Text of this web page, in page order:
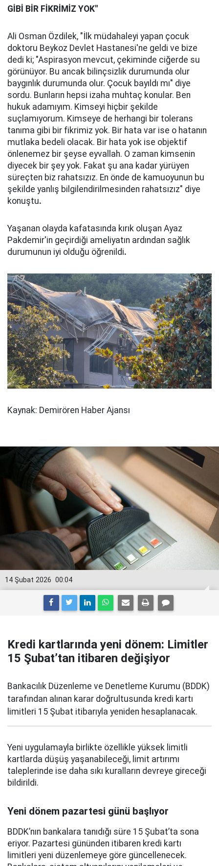
GİBİ BİR FİKRİMİZ YOK"
Ali Osman Özdilek, "İlk müdahaleyi yapan çocuk
doktoru Beykoz Devlet Hastanesi'ne geldi ve bize
dedi ki; "Aspirasyon mevcut, çekiminde ciğerde su
görünüyor. Bu ancak bilinçsizlik durumunda olur
baygınlık durumunda olur. Çocuk bayıldı mı" diye
sordu. Bunların hepsi izaha muhtaç konular. Ben
hukuk adamıyım. Kimseyi hiçbir şekilde
suçlamıyorum. Kimseye de herhangi bir tolerans
tanıma gibi bir fikrimiz yok. Bir hata var ise o hatanın
mutlaka bedeli olacak. Bir hata yok ise objektif
önlenemez bir şeyse eyvallah. O zaman kimsenin
diyecek bir şey yok. Fakat şu ana kadar yürüyen
süreçten biz rahatsızız. En önde de kamuoyunun bu
şekilde yanlış bilgilendirilmesinden rahatsızız" diye
konuştu.
Yaşanan olayda kafatasında kırık oluşan Ayaz
Pakdemir'in geçirdiği ameliyatın ardından sağlık
durumunun iyi olduğu öğrenildi.
Kaynak: Demirören Haber Ajansı
00:04
14 Şubat 2026
Kredi kartlarında yeni dönem: Limitler
15 Şubat’tan itibaren değişiyor
Bankacılık Düzenleme ve Denetleme Kurumu (BDDK)
tarafından alınan karar doğrultusunda kredi kartı
limitleri 15 Şubat itibarıyla yeniden hesaplanacak.
Yeni uygulamayla birlikte özellikle yüksek limitli
kartlarda düşüş yaşanabileceği, limit artırımı
taleplerinde ise daha sıkı kuralların devreye gireceği
bildirildi.
Yeni dönem pazartesi günü başlıyor
BDDK’nın bankalara tanıdığı süre 15 Şubat’ta sona
eriyor. Pazartesi gününden itibaren kredi kartı
limitleri yeni düzenlemeye göre güncellenecek.